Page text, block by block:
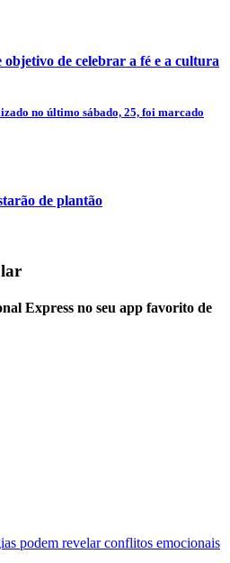
de celebrar a fé e a cultura
no último sábado, 25, foi marcado
de plantão
Express no seu app favorito de